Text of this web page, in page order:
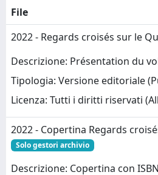
File
2022 - Regards croisés sur le
Descrizione: Présentation du
Tipologia: Versione editoriale
Licenza: Tutti i diritti riservati
2022 - Copertina Regards
Solo gestori archivio
Descrizione: Copertina con